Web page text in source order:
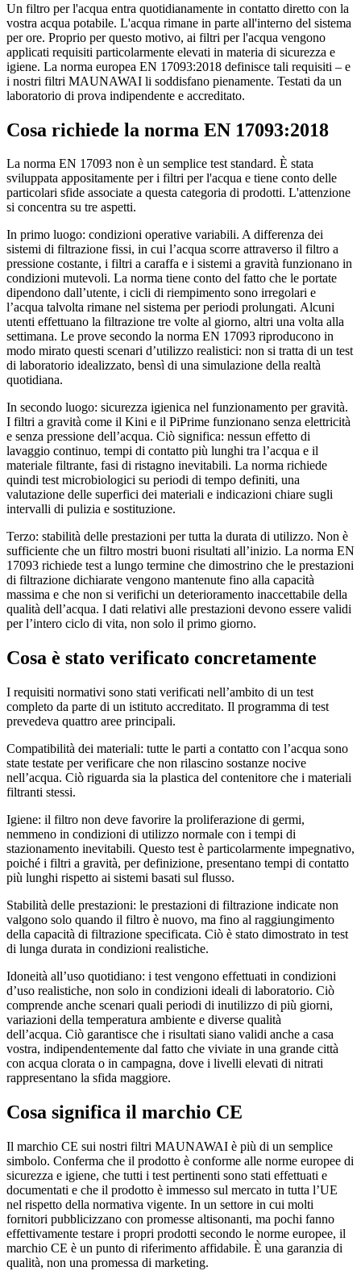
Un filtro per l'acqua entra quotidianamente in contatto diretto con la
vostra acqua potabile. L'acqua rimane in parte all'interno del sistema
per ore. Proprio per questo motivo, ai filtri per l'acqua vengono
applicati requisiti particolarmente elevati in materia di sicurezza e
igiene. La norma europea EN 17093:2018 definisce tali requisiti – e
i nostri filtri MAUNAWAI li soddisfano pienamente. Testati da un
laboratorio di prova indipendente e accreditato.
Cosa richiede la norma EN 17093:2018
La norma EN 17093 non è un semplice test standard. È stata
sviluppata appositamente per i filtri per l'acqua e tiene conto delle
particolari sfide associate a questa categoria di prodotti. L'attenzione
si concentra su tre aspetti.
In primo luogo: condizioni operative variabili. A differenza dei
sistemi di filtrazione fissi, in cui l’acqua scorre attraverso il filtro a
pressione costante, i filtri a caraffa e i sistemi a gravità funzionano in
condizioni mutevoli. La norma tiene conto del fatto che le portate
dipendono dall’utente, i cicli di riempimento sono irregolari e
l’acqua talvolta rimane nel sistema per periodi prolungati. Alcuni
utenti effettuano la filtrazione tre volte al giorno, altri una volta alla
settimana. Le prove secondo la norma EN 17093 riproducono in
modo mirato questi scenari d’utilizzo realistici: non si tratta di un test
di laboratorio idealizzato, bensì di una simulazione della realtà
quotidiana.
In secondo luogo: sicurezza igienica nel funzionamento per gravità.
I filtri a gravità come il Kini e il PiPrime funzionano senza elettricità
e senza pressione dell’acqua. Ciò significa: nessun effetto di
lavaggio continuo, tempi di contatto più lunghi tra l’acqua e il
materiale filtrante, fasi di ristagno inevitabili. La norma richiede
quindi test microbiologici su periodi di tempo definiti, una
valutazione delle superfici dei materiali e indicazioni chiare sugli
intervalli di pulizia e sostituzione.
Terzo: stabilità delle prestazioni per tutta la durata di utilizzo. Non è
sufficiente che un filtro mostri buoni risultati all’inizio. La norma EN
17093 richiede test a lungo termine che dimostrino che le prestazioni
di filtrazione dichiarate vengono mantenute fino alla capacità
massima e che non si verifichi un deterioramento inaccettabile della
qualità dell’acqua. I dati relativi alle prestazioni devono essere validi
per l’intero ciclo di vita, non solo il primo giorno.
Cosa è stato verificato concretamente
I requisiti normativi sono stati verificati nell’ambito di un test
completo da parte di un istituto accreditato. Il programma di test
prevedeva quattro aree principali.
Compatibilità dei materiali: tutte le parti a contatto con l’acqua sono
state testate per verificare che non rilascino sostanze nocive
nell’acqua. Ciò riguarda sia la plastica del contenitore che i materiali
filtranti stessi.
Igiene: il filtro non deve favorire la proliferazione di germi,
nemmeno in condizioni di utilizzo normale con i tempi di
stazionamento inevitabili. Questo test è particolarmente impegnativo,
poiché i filtri a gravità, per definizione, presentano tempi di contatto
più lunghi rispetto ai sistemi basati sul flusso.
Stabilità delle prestazioni: le prestazioni di filtrazione indicate non
valgono solo quando il filtro è nuovo, ma fino al raggiungimento
della capacità di filtrazione specificata. Ciò è stato dimostrato in test
di lunga durata in condizioni realistiche.
Idoneità all’uso quotidiano: i test vengono effettuati in condizioni
d’uso realistiche, non solo in condizioni ideali di laboratorio. Ciò
comprende anche scenari quali periodi di inutilizzo di più giorni,
variazioni della temperatura ambiente e diverse qualità
dell’acqua. Ciò garantisce che i risultati siano validi anche a casa
vostra, indipendentemente dal fatto che viviate in una grande città
con acqua clorata o in campagna, dove i livelli elevati di nitrati
rappresentano la sfida maggiore.
Cosa significa il marchio CE
Il marchio CE sui nostri filtri MAUNAWAI è più di un semplice
simbolo. Conferma che il prodotto è conforme alle norme europee di
sicurezza e igiene, che tutti i test pertinenti sono stati effettuati e
documentati e che il prodotto è immesso sul mercato in tutta l’UE
nel rispetto della normativa vigente. In un settore in cui molti
fornitori pubblicizzano con promesse altisonanti, ma pochi fanno
effettivamente testare i propri prodotti secondo le norme europee, il
marchio CE è un punto di riferimento affidabile. È una garanzia di
qualità, non una promessa di marketing.